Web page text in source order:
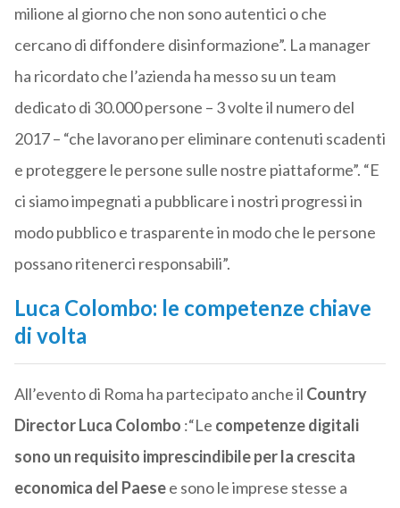
milione al giorno che non sono autentici o che
cercano di diffondere disinformazione”. La manager
ha ricordato che l’azienda ha messo su un team
dedicato di 30.000 persone – 3 volte il numero del
2017 – “che lavorano per eliminare contenuti scadenti
e proteggere le persone sulle nostre piattaforme”. “E
ci siamo impegnati a pubblicare i nostri progressi in
modo pubblico e trasparente in modo che le persone
possano ritenerci responsabili”.
Luca Colombo: le competenze chiave
di volta
All’evento di Roma ha partecipato anche il Country
Director Luca Colombo :“Le competenze digitali
sono un requisito imprescindibile per la crescita
economica del Paesee sono le imprese stesse a